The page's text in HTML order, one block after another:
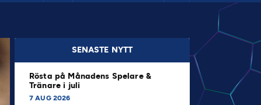
SENASTE NYTT
Rösta på Månadens Spelare &
Tränare i juli
7 AUG 2026